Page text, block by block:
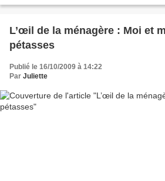
L’œil de la ménagère : Moi et
pétasses
Publié le 16/10/2009 à 14:22
Par Juliette